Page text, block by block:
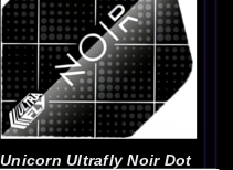
Unicorn Ultrafly Noir Dot